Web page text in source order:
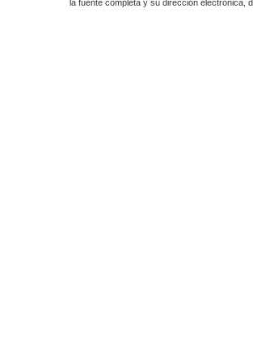
la fuente completa y su dirección electrónica,